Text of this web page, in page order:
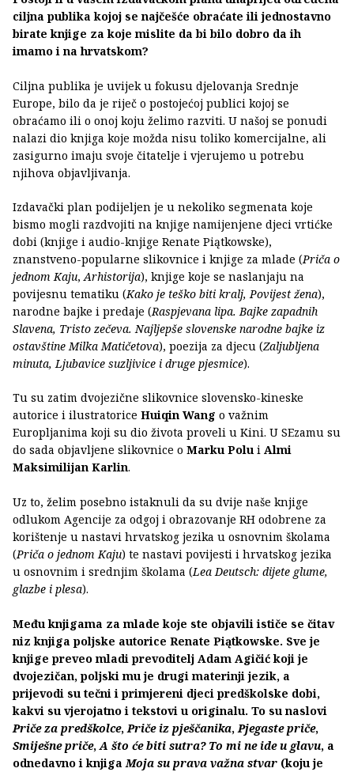
ciljna publika kojoj se najčešće obraćate ili jednostavno
birate knjige za koje mislite da bi bilo dobro da ih
imamo i na hrvatskom?
Ciljna publika je uvijek u fokusu djelovanja Srednje
Europe, bilo da je riječ o postojećoj publici kojoj se
obraćamo ili o onoj koju želimo razviti. U našoj se ponudi
nalazi dio knjiga koje možda nisu toliko komercijalne, ali
zasigurno imaju svoje čitatelje i vjerujemo u potrebu
njihova objavljivanja.
Izdavački plan podijeljen je u nekoliko segmenata koje
bismo mogli razdvojiti na knjige namijenjene djeci vrtićke
dobi (knjige i audio-knjige Renate Piątkowske),
znanstveno-popularne slikovnice i knjige za mlade (Priča o
jednom Kaju, Arhistorija), knjige koje se naslanjaju na
povijesnu tematiku (Kako je teško biti kralj, Povijest žena),
narodne bajke i predaje (Raspjevana lipa. Bajke zapadnih
Slavena, Tristo zečeva. Najljepše slovenske narodne bajke iz
ostavštine Milka Matičetova), poezija za djecu (Zaljubljena
minuta, Ljubavice suzljivice i druge pjesmice).
Tu su zatim dvojezične slikovnice slovensko-kineske
autorice i ilustratorice Huiqin Wang o važnim
Europljanima koji su dio života proveli u Kini. U SEzamu su
do sada objavljene slikovnice o Marku Polu i Almi
Maksimilijan Karlin.
Uz to, želim posebno istaknuli da su dvije naše knjige
odlukom Agencije za odgoj i obrazovanje RH odobrene za
korištenje u nastavi hrvatskog jezika u osnovnim školama
(Priča o jednom Kaju) te nastavi povijesti i hrvatskog jezika
u osnovnim i srednjim školama (Lea Deutsch: dijete glume,
glazbe i plesa).
Među knjigama za mlade koje ste objavili ističe se čitav
niz knjiga poljske autorice Renate Piątkowske. Sve je
knjige preveo mladi prevoditelj Adam Agičić koji je
dvojezičan, poljski mu je drugi materinji jezik, a
prijevodi su tečni i primjereni djeci predškolske dobi,
kakvi su vjerojatno i tekstovi u originalu. To su naslovi
Priče za predškolce,Priče iz pješčanika,Pjegaste priče,
Smiješne priče,A što će biti sutra? To mi ne ide u glavu, a
odnedavno i knjigaMoja su prava važna stvar (koju je